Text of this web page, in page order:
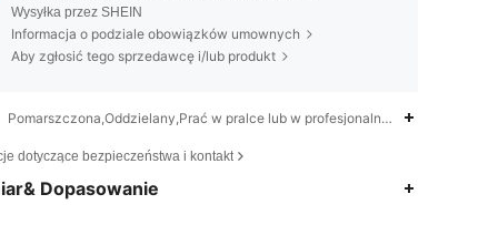
Wysyłka przez SHEIN
Informacja o podziale obowiązków umownych
Aby zgłosić tego sprzedawcę i/lub produkt
Pomarszczona,Oddzielany,Prać w pralce lub w profesjonalnej pralni
dotyczące bezpieczeństwa i kontakt
Dopasowanie